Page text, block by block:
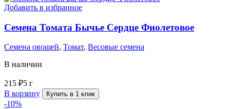
Добавить в избранное
Семена Томата Бычье Сердце Фиолетовое
Семена овощей, Томат, Весовые семена
В наличии
215 ₽5 г
В корзину
Купить в 1 клик
-10%